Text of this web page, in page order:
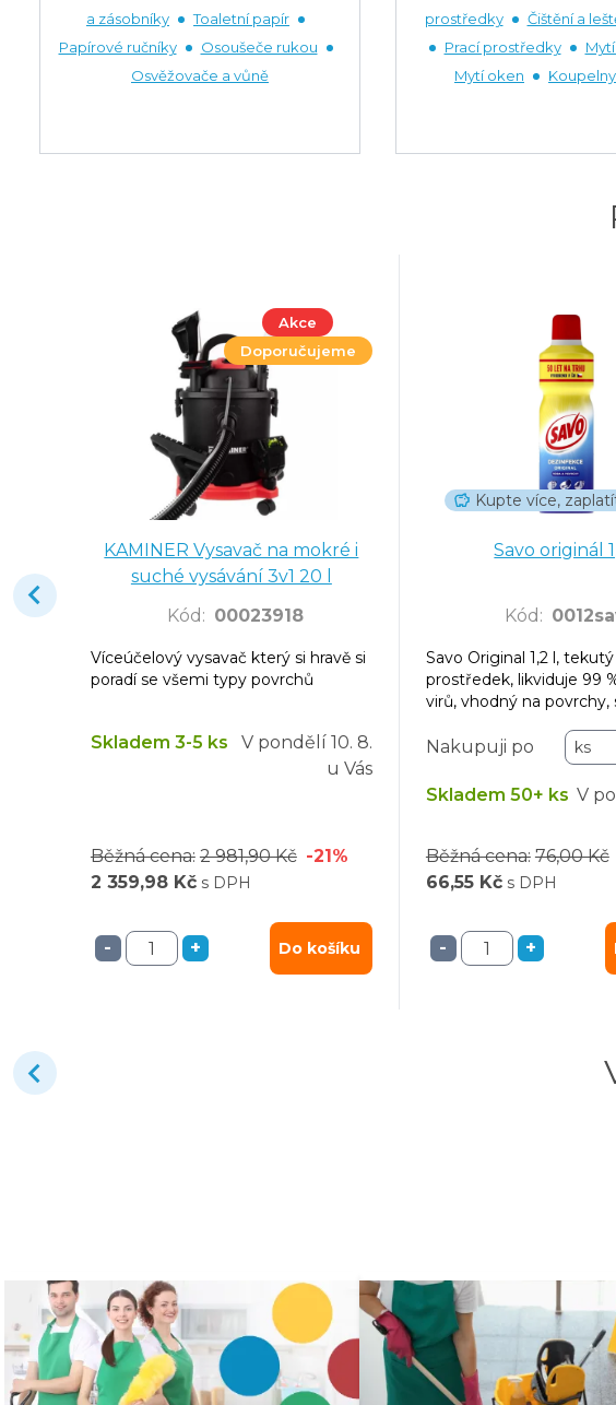
a zásobníky
Toaletní papír
Papírové ručníky
Osoušeče rukou
Osvěžovače a vůně
prostředky
Čištění a
Prací prostředky
Mytí oken
Akce
Doporučujeme
KAMINER Vysavač na mokré i
suché vysávání 3v1 20 l
Kód : 00023918
Víceúčelový vysavač který si hravě si
poradí se všemi typy povrchů
Skladem 3-5 ks V pondělí 10. 8.
u Vás
Běžná cena: 2 981,90 Kč -21%
2 359,98 Kč s DPH
- + Do košíku
Kupte více,
Savo originál
Kód :
Savo Original 1,2 l,
prostředek, likviduje 99
virů, vhodný na povrchy,
Nakupuji po
Skladem 50+ ks V
Běžná cena: 76,00 Kč
66,55 Kč s DPH
- +